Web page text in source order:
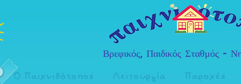
Βρεφικός, Παιδικός Σταθμός -
Ο Παιχνιδότοπος Λειτουργία Παροχές